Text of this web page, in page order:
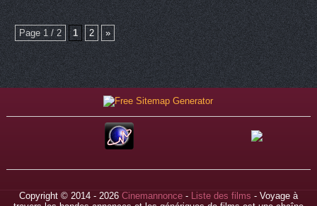
Page 1 / 2 1 2 »
Copyright © 2014 - 2026 Cinemannonce- Liste des films - Voyage à